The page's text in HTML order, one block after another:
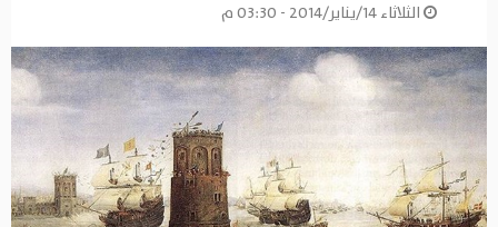
الثلاثاء 14/يناير/2014 - 03:30 م